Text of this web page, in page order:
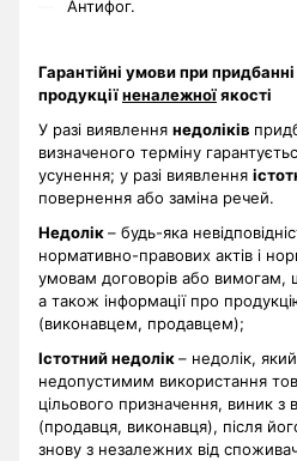
Антифог.
Гарантійні умови при придбанні
продукціїненалежноїякості
У разі виявлення недоліків
визначеного терміну
усунення; у разі виявлення
повернення або заміна речей.
Недолік– будь-яка
нормативно-правових актів і
умовам договорів або вимогам,
а також інформації про
(виконавцем, продавцем);
Істотний недолік– недолік,
недопустимим використання
цільового призначення, виник з
(продавця, виконавця), після
знову з незалежних від